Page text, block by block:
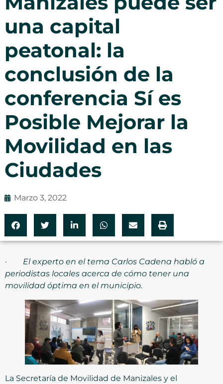
una capital
peatonal: la
conclusión de la
conferencia Sí es
Posible Mejorar la
Movilidad en las
Ciudades
Marzo 3, 2022
· El experto en el tema Carlos Cadena habló a
periodistas locales acerca de cómo tener una
movilidad óptima en el municipio.
La Secretaría de Movilidad de Manizales y el